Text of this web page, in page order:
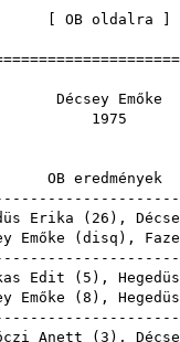
OB oldalra
Erika ( 26 ),
Emőke ( disq ),
Edit ( 5 ),
Emőke ( 8 ),
Anett ( 3 ),